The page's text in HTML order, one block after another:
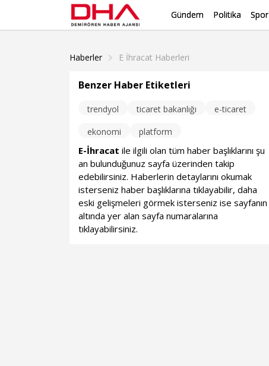
Gündem Politika Spor
Haberler
E İhracat Haberleri
Benzer Haber Etiketleri
trendyol ticaret bakanlığı
e-ticaret
ekonomi
platform
E-İhracat ile ilgili olan tüm haber başlıklarını şu
an bulunduğunuz sayfa üzerinden takip
edebilirsiniz. Haberlerin detaylarını okumak
isterseniz haber başlıklarına tıklayabilir, daha
eski gelişmeleri görmek isterseniz ise sayfanın
altında yer alan sayfa numaralarına
tıklayabilirsiniz.